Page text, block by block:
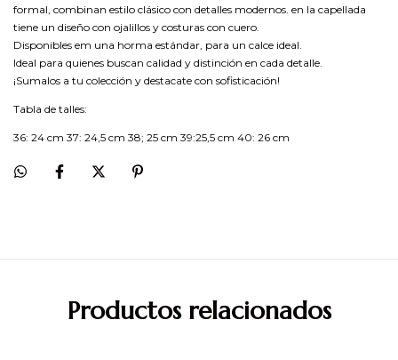
formal, combinan estilo clásico con detalles modernos. en la capellada
tiene un diseño con ojalillos y costuras con cuero.
Disponibles em una horma estándar, para un calce ideal.
Ideal para quienes buscan calidad y distinción en cada detalle.
¡Sumalos a tu colección y destacate con sofisticación!
Tabla de talles:
36: 24 cm 37: 24,5 cm 38; 25 cm 39:25,5 cm 40: 26 cm
Productos relacionados